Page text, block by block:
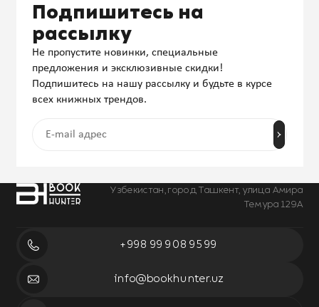
Узбекистан, город Ташкент, улица Амира
Темура 129А
+998 99 908 95 99
info@bookhunter.uz
Подпишитесь на
рассылку
Не пропустите новинки, специальные
предложения и эксклюзивные скидки!
Подпишитесь на нашу рассылку и будьте в курсе
всех книжных трендов.